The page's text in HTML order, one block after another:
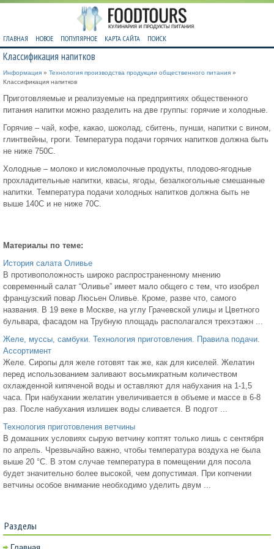
ГЛАВНАЯ НОВОЕ ПОПУЛЯРНОЕ КАРТА САЙТА ПОИСК
Классификация напитков
Информация » Технология производства продукции общественного питания »
Классификация напитков
Приготовляемые и реализуемые на предприятиях общественного
питания напитки можно разделить на две группы: горячие и холодные.
Горячие – чай, кофе, какао, шоколад, сбитень, пунши, напитки с вином,
глинтвейны, гроги. Температура подачи горячих напитков должна быть
не ниже 750С.
Холодные – молоко и кисломолочные продукты, плодово-ягодные
прохладительные напитки, квасы, ягоды, безалкогольные смешанные
напитки. Температура подачи холодных напитков должна быть не
выше 140С и не ниже 70С.
Материалы по теме:
История салата Оливье
В противоположность широко распространенному мнению
современный салат “Оливье” имеет мало общего с тем, что изобрел
французский повар Люсьен Оливье. Кроме, разве что, самого
названия. В 19 веке в Москве, на углу Грачевской улицы и Цветного
бульвара, фасадом на Трубную площадь располагался трехэтажн ...
Желе, муссы, самбуки. Технология приготовления. Правила подачи.
Ассортимент
Желе. Сиропы для желе готовят так же, как для киселей. Желатин
перед использованием заливают восьмикратным количеством
охлажденной кипяченой воды и оставляют для набухания на 1-1,5
часа. При набухании желатин увеличивается в объеме и массе в 6-8
раз. После набухания излишек воды сливается. В подгот ...
Технология приготовления ветчины
В домашних условиях сырую ветчину коптят только лишь с сентября
по апрель. Чрезвычайно важно, чтобы температура воздуха не была
выше 20 °С. В этом случае температура в помещении для посола
будет значительно более высокой, чем допустимая. При копчении
ветчины особое внимание необходимо уделить двум ...
Разделы